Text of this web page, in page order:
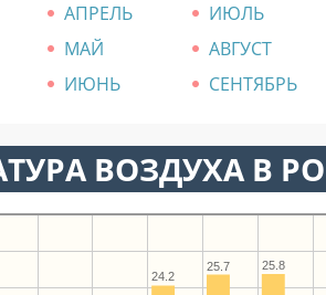
АПРЕЛЬ
ИЮЛЬ
МАЙ
АВГУСТ
ИЮНЬ СЕНТЯБРЬ
ВОЗДУХА В
25.8
25.7
24.2